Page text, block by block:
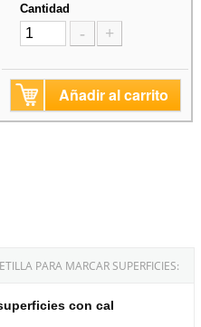
Cantidad
- +
Añadir al carrito
PARA MARCAR SUPERFICIES:
con cal